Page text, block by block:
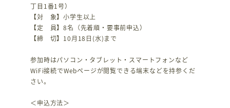
丁目1番1号）
【対 象】小学生以上
【定 員】8名（先着順・要事前申込）
【締 切】10月18日(水)まで
参加時はパソコン・タブレット・スマートフォンなど
WiFi接続でWebページが閲覧できる端末などを持参くだ
さい。
＜申込方法＞